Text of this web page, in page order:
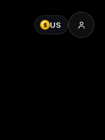
$ US